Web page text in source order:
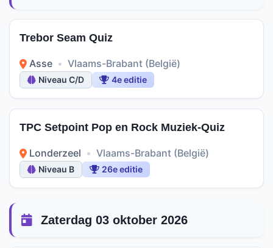
Trebor Seam Quiz
Asse • Vlaams-Brabant (België)
Niveau C/D 4e editie
TPC Setpoint Pop en Rock Muziek-Quiz
Londerzeel • Vlaams-Brabant (België)
Niveau B 26e editie
Zaterdag 03 oktober 2026